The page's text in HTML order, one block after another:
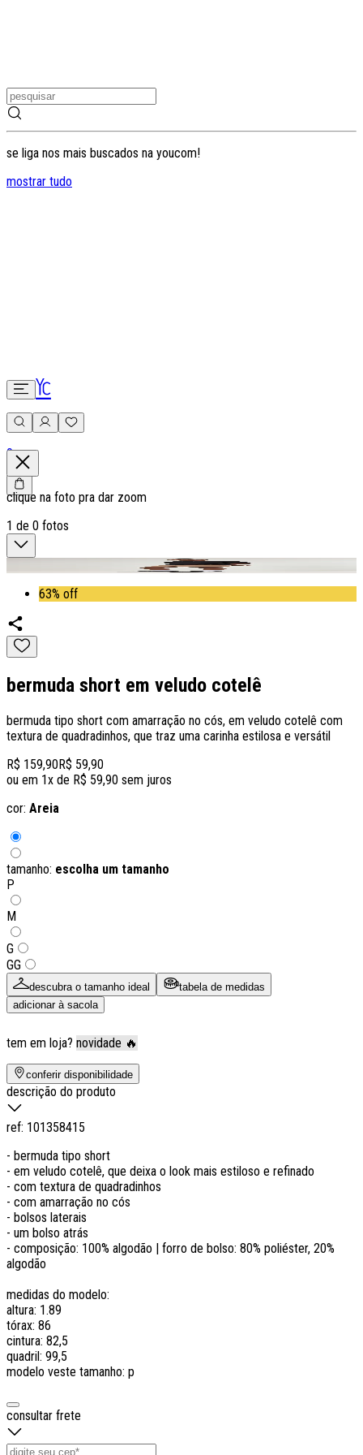
se liga nos mais buscados na youcom!
mostrar tudo
0
clique na foto pra dar zoom
1 de 0 fotos
63% off
bermuda short em veludo cotelê
bermuda tipo short com amarração no cós, em veludo cotelê com
textura de quadradinhos, que traz uma carinha estilosa e versátil
R$ 159,90R$ 59,90
ou em 1x de R$ 59,90 sem juros
cor: Areia
tamanho: escolha um tamanho
P
M
G
GG
descubra o tamanho ideal
tabela de medidas
adicionar à sacola
tem em loja? novidade 🔥
conferir disponibilidade
descrição do produto
ref: 101358415
- bermuda tipo short
- em veludo cotelê, que deixa o look mais estiloso e refinado
- com textura de quadradinhos
- com amarração no cós
- bolsos laterais
- um bolso atrás
- composição: 100% algodão | forro de bolso: 80% poliéster, 20%
algodão
medidas do modelo:
altura: 1.89
tórax: 86
cintura: 82,5
quadril: 99,5
modelo veste tamanho: p
consultar frete